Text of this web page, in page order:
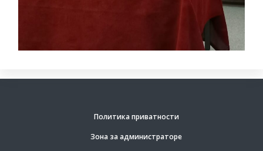
Политика приватности
Зона за администраторе